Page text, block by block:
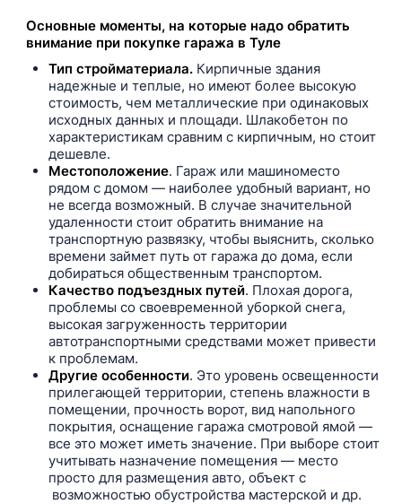
Основные моменты, на которые надо обратить
внимание при покупке гаража в Туле
Тип стройматериала. Кирпичные здания
надежные и теплые, но имеют более высокую
стоимость, чем металлические при одинаковых
исходных данных и площади. Шлакобетон по
характеристикам сравним с кирпичным, но стоит
дешевле.
Местоположение. Гараж или машиноместо
рядом с домом — наиболее удобный вариант, но
не всегда возможный. В случае значительной
удаленности стоит обратить внимание на
транспортную развязку, чтобы выяснить, сколько
времени займет путь от гаража до дома, если
добираться общественным транспортом.
Качество подъездных путей. Плохая дорога,
проблемы со своевременной уборкой снега,
высокая загруженность территории
автотранспортными средствами может привести
к проблемам.
Другие особенности. Это уровень освещенности
прилегающей территории, степень влажности в
помещении, прочность ворот, вид напольного
покрытия, оснащение гаража смотровой ямой —
все это может иметь значение. При выборе стоит
учитывать назначение помещения — место
просто для размещения авто, объект с
возможностью обустройства мастерской и др.